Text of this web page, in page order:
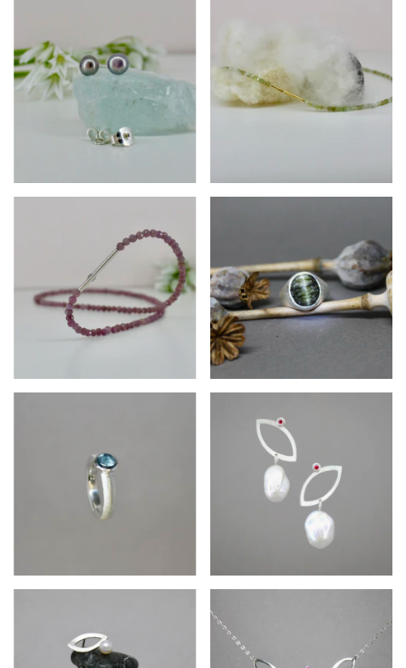
$159.870 $240.900
$346.020 $521.220
$394.200